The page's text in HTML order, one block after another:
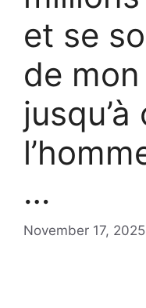
et se
de
…
November 17, 2025